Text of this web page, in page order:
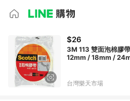
$26
3M 113 雙面泡棉膠帶 泡棉膠帶 發泡膠帶
12mm / 18mm /
台灣樂天市場